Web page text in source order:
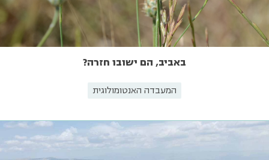
באביב, הם ישובו חזרה?
המעבדה האנטומולוגית